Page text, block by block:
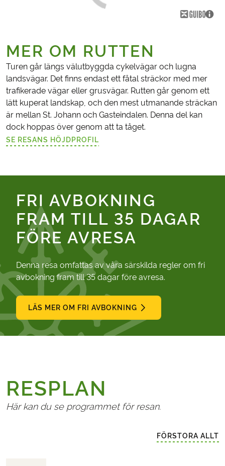
MER OM RUTTEN
Turen går längs välutbyggda cykelvägar och lugna
landsvägar. Det finns endast ett fåtal sträckor med mer
trafikerade vägar eller grusvägar. Rutten går genom ett
lätt kuperat landskap, och den mest utmanande sträckan
är mellan St. Johann och Gasteindalen. Denna del kan
dock hoppas över genom att ta tåget.
SE RESANS HÖJDPROFIL
FRI AVBOKNING
FRAM TILL 35 DAGAR
FÖRE AVRESA
Denna resa omfattas av våra särskilda regler om fri
avbokning fram till 35 dagar före avresa.
LÄS MER OM FRI AVBOKNING
RESPLAN
Här kan du se programmet för resan.
FÖRSTORA ALLT